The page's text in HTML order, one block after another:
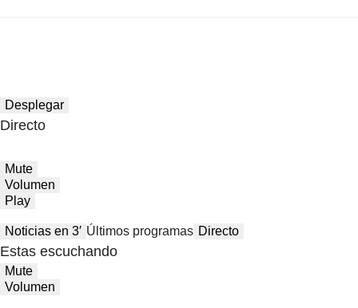
Desplegar
Directo
Mute
Volumen
Play
Noticias en 3′ Últimos programas Directo
Estas escuchando
Mute
Volumen